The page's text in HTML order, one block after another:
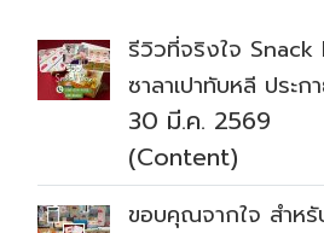
รีวิวที่จริงใจ Snack
ซาลาเปาทับหลี ประก
30 มี.ค. 2569
(Content)
ขอบคุณจากใจ สำห